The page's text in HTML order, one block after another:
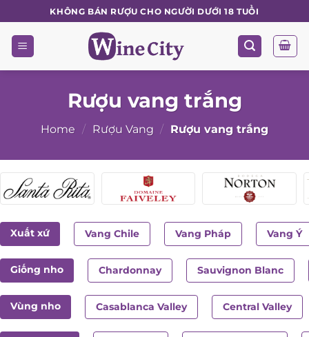
to
content
KHÔNG BÁN RƯỢU CHO NGƯỜI DƯỚI 18 TUỔI
Rượu vang trắng
Home / Rượu Vang / Rượu vang trắng
Xuất xứ Vang Chile Vang Pháp Vang Ý
Giống nho Chardonnay Sauvignon Blanc
Vùng nho Casablanca Valley Central Valley